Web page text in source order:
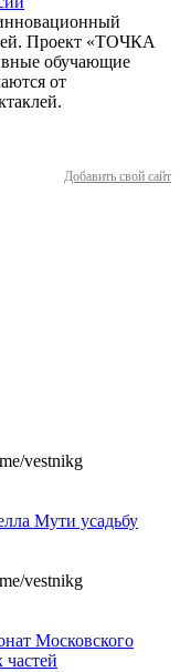
Проект «ТОЧКА
обучающие
от
Добавить свой сайт
vestnikg
Мути усадьбу
vestnikg
Московского